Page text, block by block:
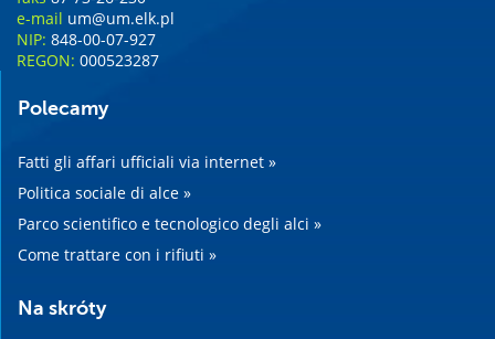
e-mail um@um.elk.pl
NIP: 848-00-07-927
REGON: 000523287
Polecamy
Fatti gli affari ufficiali via internet »
Politica sociale di alce »
Parco scientifico e tecnologico degli alci »
Come trattare con i rifiuti »
Na skróty